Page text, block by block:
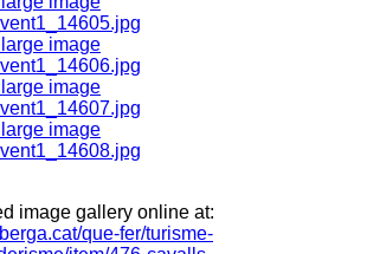
image gallery online at:
que-fer/turisme-